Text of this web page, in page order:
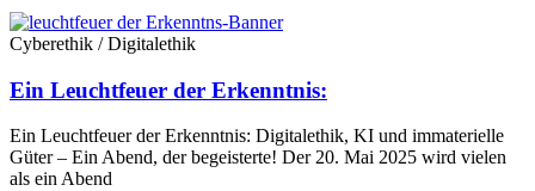
Cyberethik / Digitalethik
Ein Leuchtfeuer der Erkenntnis:
Ein Leuchtfeuer der Erkenntnis: Digitalethik, KI und immaterielle
Güter – Ein Abend, der begeisterte! Der 20. Mai 2025 wird vielen
als ein Abend